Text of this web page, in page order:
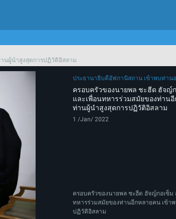
นผู้นําสูงสุดการปฏิวัติอิสลาม
ประธานาธิบดีอัฟกานิสถาน เข้าพบท่าน
ครอบครัวของนายพล ชะฮีด ฮัจญ์
และเพื่อนทหารร่วมสมัยของท่าน
ท่านผู้นําสูงสุดการปฏิวัติอิสลาม
1 /Jan/ 2022
ครอบครัวของนายพล ชะฮีด ฮัจญ์กอเซ็ม
ทหารร่วมสมัยของท่านอีกหลายคน เข้า
ปฏิวัติอิสลาม